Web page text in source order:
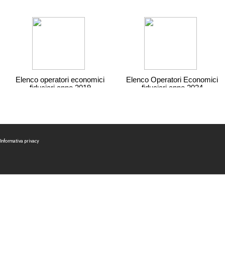
Elenco operatori economici
fiduciari anno 2019
Elenco Operatori Economici
fiduciari anno 2024
Informativa privacy